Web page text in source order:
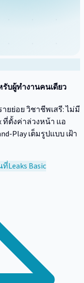
บผู้ทำงานคนเดียว
ยย่อย วิชาชีพเสรี: ไม่มี
ที่ตั้งค่าล่วงหน้า แอ
Play เต็มรูปแบบ เฝ้า
ที่Leaks Basic